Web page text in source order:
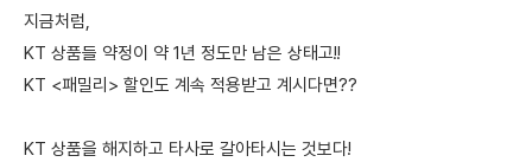
지금처럼,
KT 상품들 약정이 약 1년 정도만 남은 상태고!!
KT <패밀리> 할인도 계속 적용받고 계시다면??
KT 상품을 해지하고 타사로 갈아타시는 것보다!